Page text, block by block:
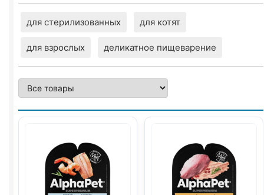
для стерилизованных для котят
для взрослых деликатное пищеварение